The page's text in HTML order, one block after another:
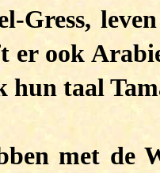
Gress,
er ook
hun taal
met de